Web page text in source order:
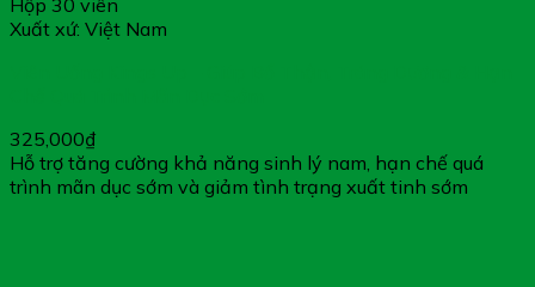
Hộp 30 viên
Xuất xứ: Việt Nam
325,000₫
Hỗ trợ tăng cường khả năng sinh lý nam, hạn chế quá
trình mãn dục sớm và giảm tình trạng xuất tinh sớm